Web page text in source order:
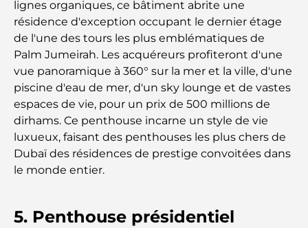
un guide pour les investisseurs modernes
Family Beach Club Dubai : Là où divertissement et
détente se rencontrent
Les meilleures écoles IB à Dubaï : un guide
complet pour les parents
Plan directeur de Dubai Hills : une vision pour la
vie communautaire moderne
lignes organiques, ce bâtiment abrite une
résidence d'exception occupant le dernier étage
de l'une des tours les plus emblématiques de
Palm Jumeirah. Les acquéreurs profiteront d'une
vue panoramique à 360° sur la mer et la ville, d'une
piscine d'eau de mer, d'un sky lounge et de vastes
espaces de vie, pour un prix de 500 millions de
dirhams. Ce penthouse incarne un style de vie
luxueux, faisant des penthouses les plus chers de
Dubaï des résidences de prestige convoitées dans
le monde entier.
5. Penthouse présidentiel